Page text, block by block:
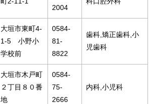
2004
大垣市東町4-
1-5 小野小
学校前
0584-
81-
8822
歯科,矯正歯科,小
児歯科
大垣市木戸町
２丁目８０番
地
0584-
75-
2666
内科,小児科